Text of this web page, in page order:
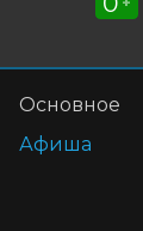
Основное
Афиша